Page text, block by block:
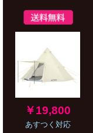
￥19,800
あすつく対応